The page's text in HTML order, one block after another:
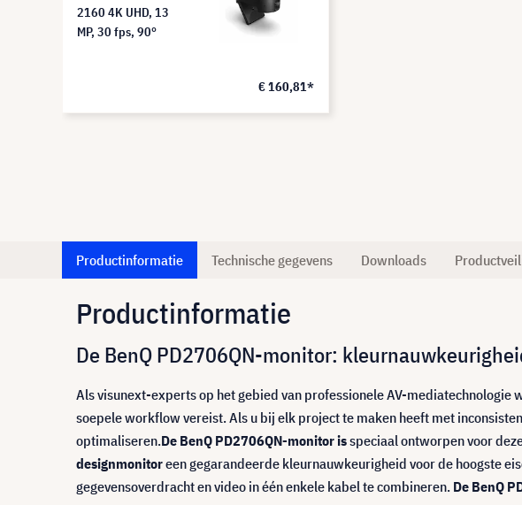
2160 4K UHD, 13
MP, 30 fps, 90°
€ 160,81*
Productinformatie Technische gegevens Downloads
Productinformatie
De BenQ PD2706QN-monitor:
Als visunext-experts op het gebied van professionele AV-
soepele workflow vereist. Als u bij elk project te maken heeft met
optimaliseren.De BenQ PD2706QN-monitor isspeciaal ontworpen voor
designmonitoreen gegarandeerde kleurnauwkeurigheid voor de hoogste
gegevensoverdracht en video in één enkele kabel te combineren. De BenQ